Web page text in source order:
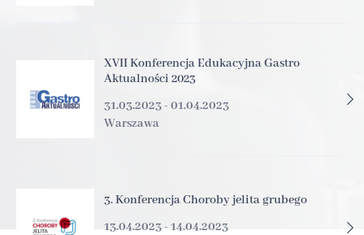
XVII Konferencja Edukacyjna Gastro
Aktualności 2023
31.03.2023 - 01.04.2023
Warszawa
3. Konferencja Choroby jelita grubego
13.04.2023 - 14.04.2023